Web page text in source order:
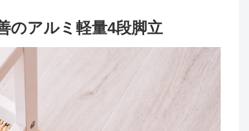
アルミ軽量4段脚立